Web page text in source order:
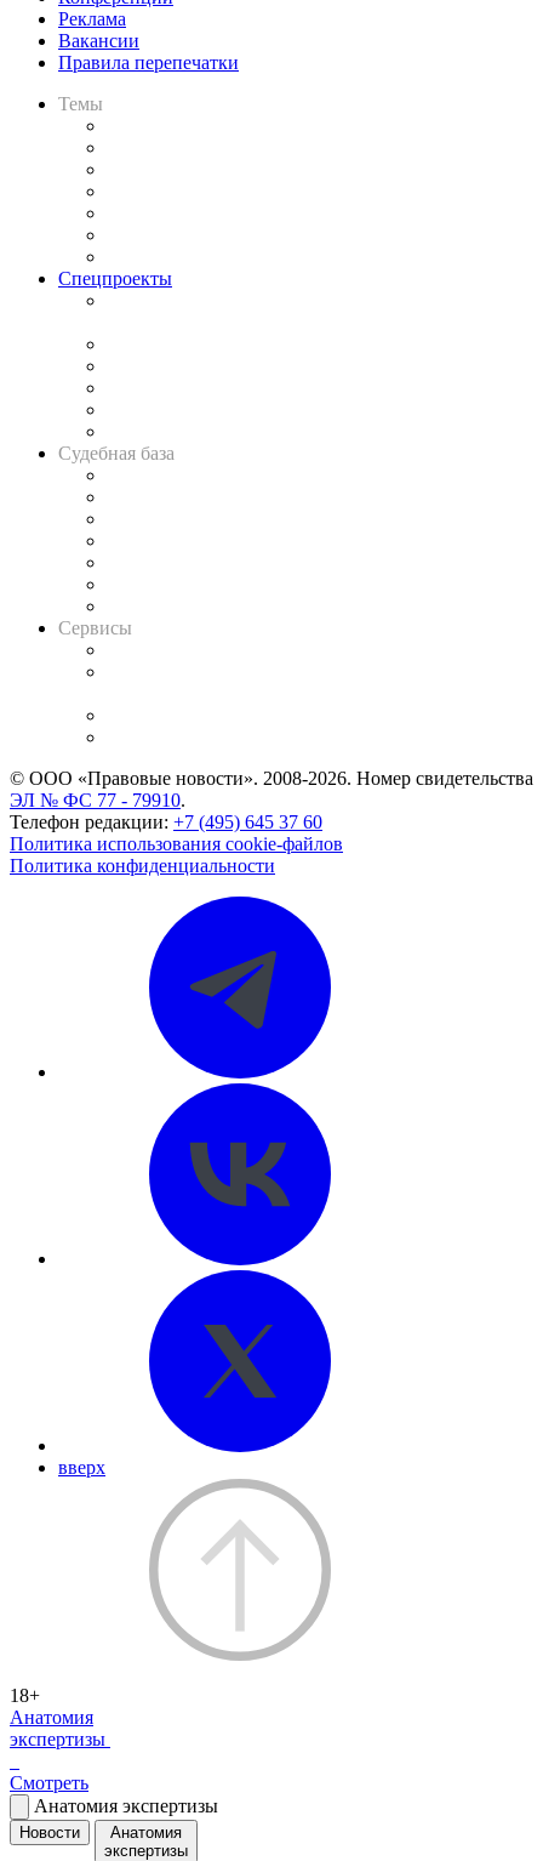
Реклама
Вакансии
Правила перепечатки
Темы
Спецпроекты
Судебная база
Сервисы
© ООО «Правовые новости». 2008-2026. Номер свидетельства
ЭЛ № ФС 77 - 79910.
Телефон редакции: +7 (495) 645 37 60
Политика использования cookie-файлов
Политика конфиденциальности
вверх
18+
Анатомия
экспертизы
Смотреть
Анатомия экспертизы
Новости
Анатомия
экспертизы